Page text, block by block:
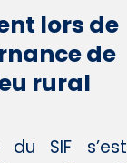
lors de
de
rural
SIF s’est